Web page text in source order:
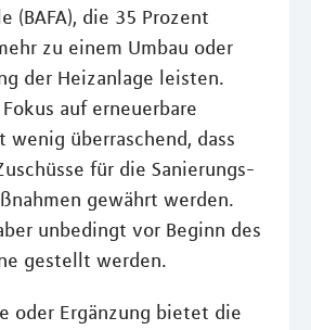
(BAFA), die 35 Prozent
zu einem Umbau oder
der Heizanlage leisten.
auf erneuerbare
wenig überraschend, dass
für die Sanierungs-
gewährt werden.
unbedingt vor Beginn des
gestellt werden.
oder Ergänzung bietet die